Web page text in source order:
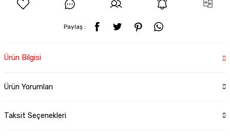
Paylaş :
Ürün Bilgisi
Ürün Yorumları
Taksit Seçenekleri